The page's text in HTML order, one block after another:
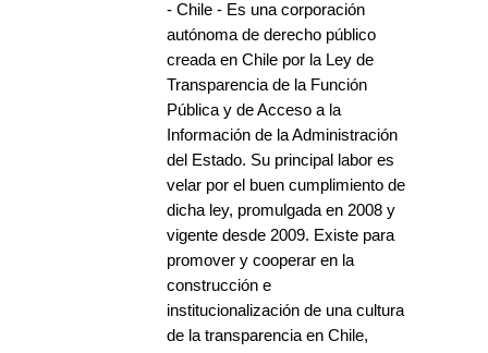
- Chile - Es una corporación
autónoma de derecho público
creada en Chile por la Ley de
Transparencia de la Función
Pública y de Acceso a la
Información de la Administración
del Estado. Su principal labor es
velar por el buen cumplimiento de
dicha ley, promulgada en 2008 y
vigente desde 2009. Existe para
promover y cooperar en la
construcción e
institucionalización de una cultura
de la transparencia en Chile,